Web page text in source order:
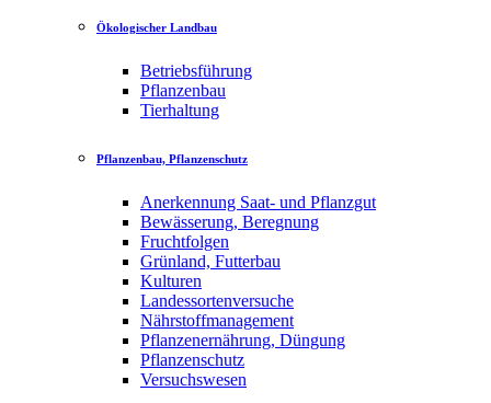
Ökologischer Landbau
Betriebsführung
Pflanzenbau
Tierhaltung
Pflanzenbau, Pflanzenschutz
Anerkennung Saat- und Pflanzgut
Bewässerung, Beregnung
Fruchtfolgen
Grünland, Futterbau
Kulturen
Landessortenversuche
Nährstoffmanagement
Pflanzenernährung, Düngung
Pflanzenschutz
Versuchswesen